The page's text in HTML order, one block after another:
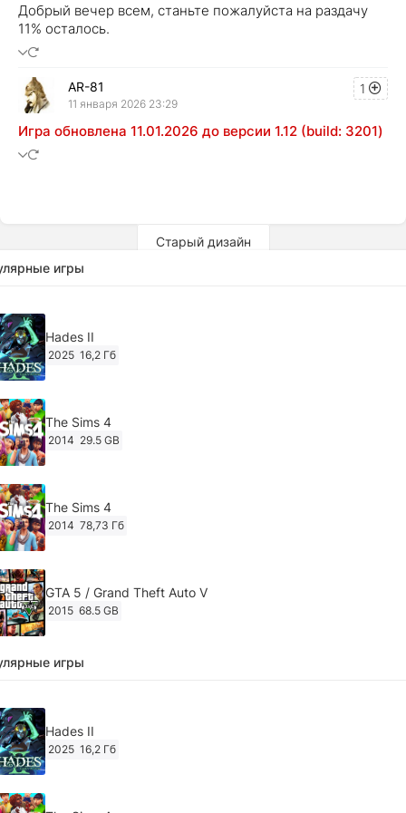
Добрый вечер всем, станьте пожалуйста на раздачу
11% осталось.
1
AR-81
11 января 2026 23:29
Игра обновлена 11.01.2026 до версии 1.12 (build: 3201)
Старый дизайн
игры
Hades II
2025 16,2 Гб
The Sims 4
2014 29.5 GB
The Sims 4
2014 78,73 Гб
GTA 5 / Grand Theft Auto V
2015 68.5 GB
Ghost of Tsushima: Director's Cut v.1053.8.1023.1614
игры
Hades II
2025 16,2 Гб